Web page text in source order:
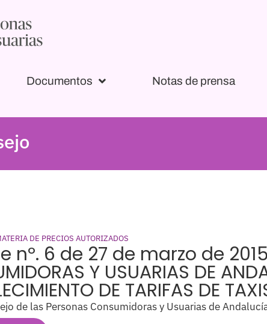
Documentos Notas de prensa
DE PRECIOS AUTORIZADOS
nº. 6 de 27 de marzo de 2015
Y USUARIAS DE
DE TARIFAS DE
de las Personas Consumidoras y Usuarias de